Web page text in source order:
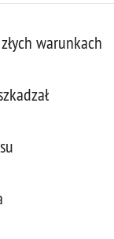
warunkach